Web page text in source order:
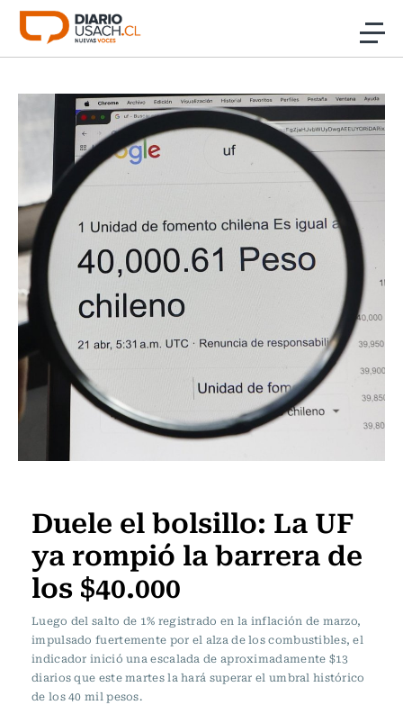
Click acá para ir directamente al contenido
Investigación
Cultura
Programas Radio y TV Usach
Duele el bolsillo: La UF
ya rompió la barrera de
los $40.000
Luego del salto de 1% registrado en la inflación de marzo,
impulsado fuertemente por el alza de los combustibles, el
indicador inició una escalada de aproximadamente $13
diarios que este martes la hará superar el umbral histórico
de los 40 mil pesos.